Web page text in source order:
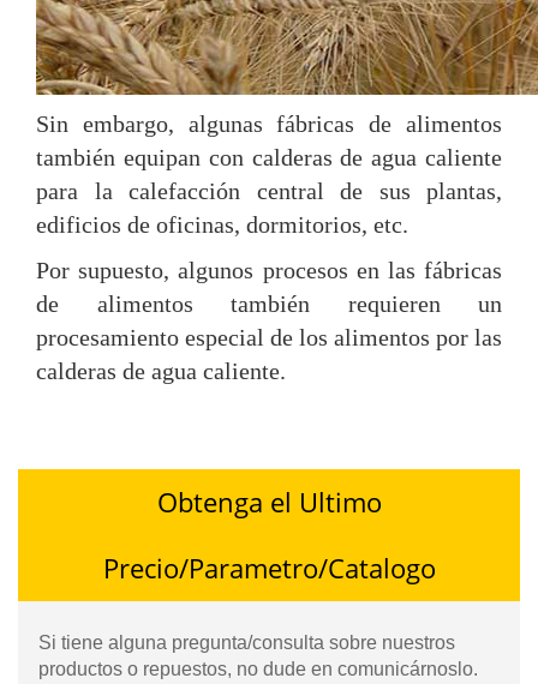
Sin embargo, algunas fábricas de alimentos
también equipan con calderas de agua caliente
para la calefacción central de sus plantas,
edificios de oficinas, dormitorios, etc.
Por supuesto, algunos procesos en las fábricas
de alimentos también requieren un
procesamiento especial de los alimentos por las
calderas de agua caliente.
Obtenga el Ultimo
Precio/Parametro/Catalogo
Si tiene alguna pregunta/consulta sobre nuestros
productos o repuestos, no dude en comunicárnoslo.